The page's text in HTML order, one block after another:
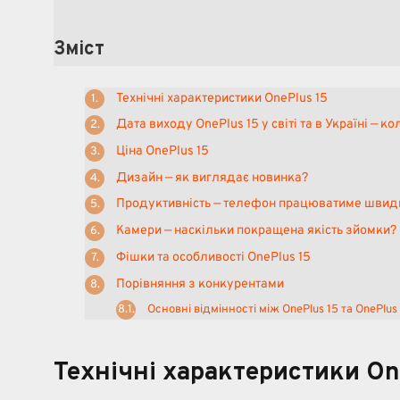
Зміст
Технічні характеристики OnePlus 15
Дата виходу OnePlus 15 у світі та в Україні —
Ціна OnePlus 15
Дизайн — як виглядає новинка?
Продуктивність — телефон працюватиме
Камери — наскільки покращена якість зйомки?
Фішки та особливості OnePlus 15
Порівняння з конкурентами
Основні відмінності між OnePlus 15 та OnePlus
Технічні характеристики